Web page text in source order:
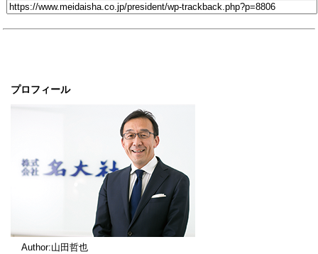
プロフィール
Author:山田哲也